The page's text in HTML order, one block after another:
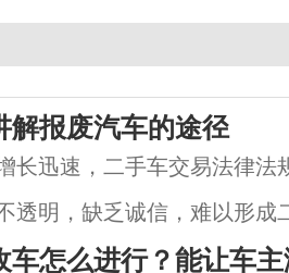
解报废汽车的途径
长迅速，二手车交易法律法
透明，缺乏诚信，难以形成
二手车市场的发展。目前，
车怎么进行？能让车